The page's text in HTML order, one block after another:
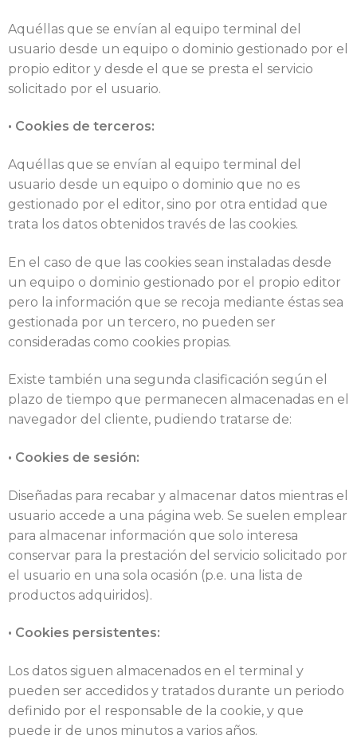
Aquéllas que se envían al equipo terminal del
usuario desde un equipo o dominio gestionado por el
propio editor y desde el que se presta el servicio
solicitado por el usuario.
• Cookies de terceros:
Aquéllas que se envían al equipo terminal del
usuario desde un equipo o dominio que no es
gestionado por el editor, sino por otra entidad que
trata los datos obtenidos través de las cookies.
En el caso de que las cookies sean instaladas desde
un equipo o dominio gestionado por el propio editor
pero la información que se recoja mediante éstas sea
gestionada por un tercero, no pueden ser
consideradas como cookies propias.
Existe también una segunda clasificación según el
plazo de tiempo que permanecen almacenadas en el
navegador del cliente, pudiendo tratarse de:
• Cookies de sesión:
Diseñadas para recabar y almacenar datos mientras el
usuario accede a una página web. Se suelen emplear
para almacenar información que solo interesa
conservar para la prestación del servicio solicitado por
el usuario en una sola ocasión (p.e. una lista de
productos adquiridos).
• Cookies persistentes:
Los datos siguen almacenados en el terminal y
pueden ser accedidos y tratados durante un periodo
definido por el responsable de la cookie, y que
puede ir de unos minutos a varios años.